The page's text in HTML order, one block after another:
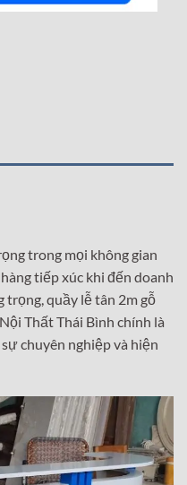
trong mọi không gian
tiếp xúc khi đến doanh
trọng, quầy lễ tân 2m gỗ
Thất Thái Bình chính là
chuyên nghiệp và hiện